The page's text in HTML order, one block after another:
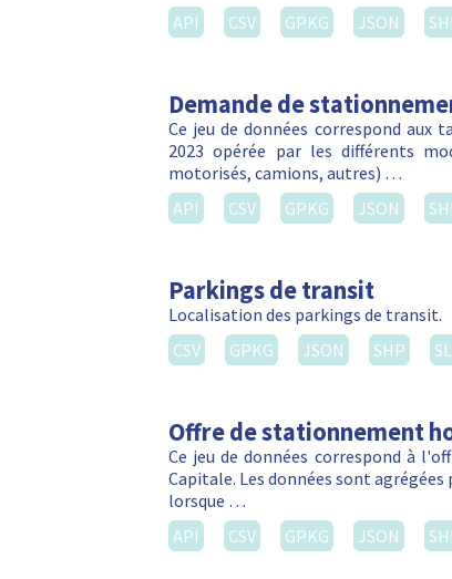
API
CSV GPKG JSON
Demande de
Ce jeu de données correspond
2023 opérée par les différents
motorisés, camions, autres) …
API
CSV GPKG JSON
Parkings de transit
Localisation des parkings de transit.
CSV
GPKG JSON SHP
Offre de stationnement
Ce jeu de données correspond à
Capitale. Les données sont
lorsque …
API
CSV GPKG JSON